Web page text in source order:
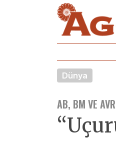
Dünya
AB, BM VE